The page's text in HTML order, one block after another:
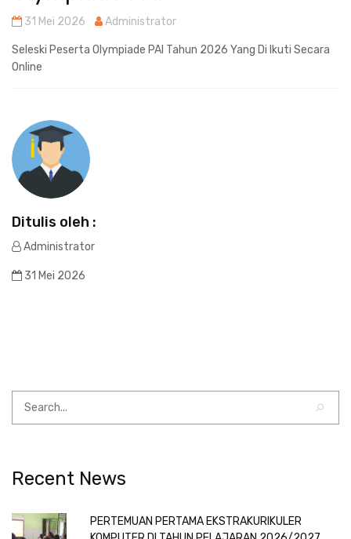
31 Mei 2026 Administrator
Seleski Peserta Olympiade PAI Tahun 2026 Yang Di Ikuti Secara
Online
Ditulis oleh :
Administrator
31 Mei 2026
Recent News
PERTEMUAN PERTAMA EKSTRAKURIKULER